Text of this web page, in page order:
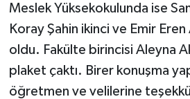
Meslek Yüksekokulunda ise
Koray Şahin ikinci ve Emir
oldu. Fakülte birincisi Aleyna
plaket çaktı. Birer konuşma
öğretmen ve velilerine
KÜLTÜR SANAT
MAGAZİN
Otomobil